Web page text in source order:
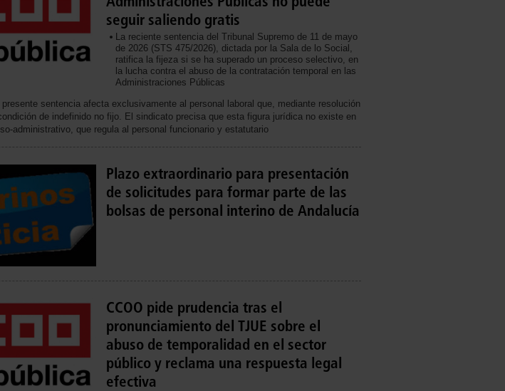
seguir saliendo gratis
La reciente sentencia del Tribunal Supremo de 11 de mayo
de 2026 (STS 475/2026), dictada por la Sala de lo Social,
ratifica la fijeza si se ha superado un proceso selectivo, en
la lucha contra el abuso de la contratación temporal en las
Administraciones Públicas
presente sentencia afecta exclusivamente al personal laboral que, mediante resolución
de indefinido no fijo. El sindicato precisa que esta figura jurídica no existe en
administrativo, que regula al personal funcionario y estatutario
Plazo extraordinario para presentación
de solicitudes para formar parte de las
bolsas de personal interino de Andalucía
CCOO pide prudencia tras el
pronunciamiento del TJUE sobre el
abuso de temporalidad en el sector
público y reclama una respuesta legal
efectiva